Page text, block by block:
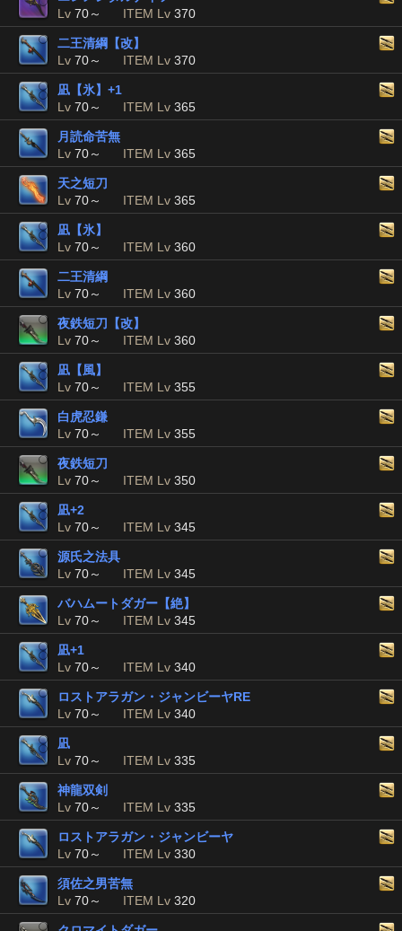
Lv 70～ ITEM Lv 370
二王清綱【改】
Lv 70～ ITEM Lv 370
凪【氷】+1
Lv 70～ ITEM Lv 365
月読命苦無
Lv 70～ ITEM Lv 365
天之短刀
Lv 70～ ITEM Lv 365
凪【氷】
Lv 70～ ITEM Lv 360
二王清綱
Lv 70～ ITEM Lv 360
夜鉄短刀【改】
Lv 70～ ITEM Lv 360
凪【風】
Lv 70～ ITEM Lv 355
白虎忍鎌
Lv 70～ ITEM Lv 355
夜鉄短刀
Lv 70～ ITEM Lv 350
凪+2
Lv 70～ ITEM Lv 345
源氏之法具
Lv 70～ ITEM Lv 345
バハムートダガー【絶】
Lv 70～ ITEM Lv 345
凪+1
Lv 70～ ITEM Lv 340
ロストアラガン・ジャンビーヤRE
Lv 70～ ITEM Lv 340
凪
Lv 70～ ITEM Lv 335
神龍双剣
Lv 70～ ITEM Lv 335
ロストアラガン・ジャンビーヤ
Lv 70～ ITEM Lv 330
須佐之男苦無
Lv 70～ ITEM Lv 320